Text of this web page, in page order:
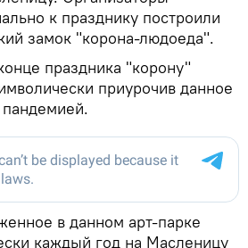
к празднику построили
замок "корона-людоеда".
праздника "корону"
приурочив данное
в данном арт-парке
каждый год на Масленицу